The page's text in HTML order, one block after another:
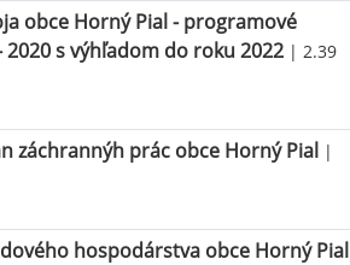
obce Horný Pial - programové
2020 s výhľadom do roku 2022 | 2.39
záchrannýh prác obce Horný Pial |
hospodárstva obce Horný Pial